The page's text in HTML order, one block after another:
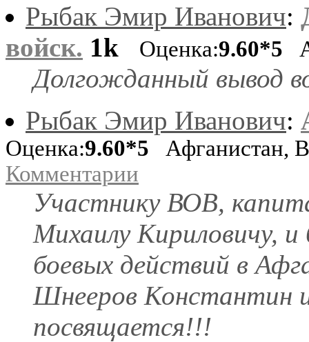
Рыбак Эмир Иванович:
войск. 1k Оценка:9.60*5
Долгожданный вывод
Рыбак Эмир Иванович:
Оценка:9.60*5 Афганистан,
Комментарии
Участнику ВОВ,
Михаилу Кириловичу,
боевых действий в
Шнееров Константин
посвящается!!!